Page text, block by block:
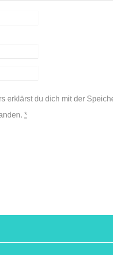
erklärst du dich mit der
*